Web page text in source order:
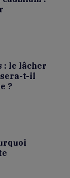
: le lâcher
t-il
?